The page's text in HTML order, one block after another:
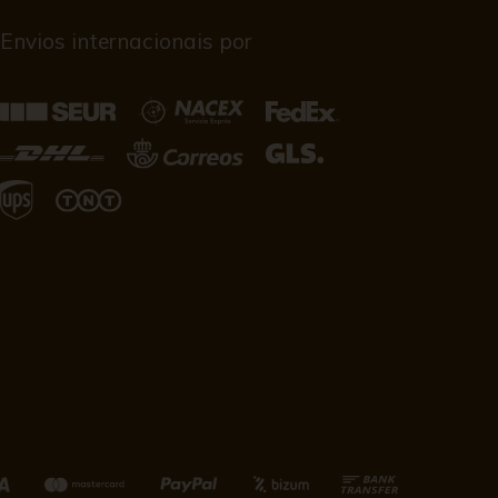
Envios internacionais por